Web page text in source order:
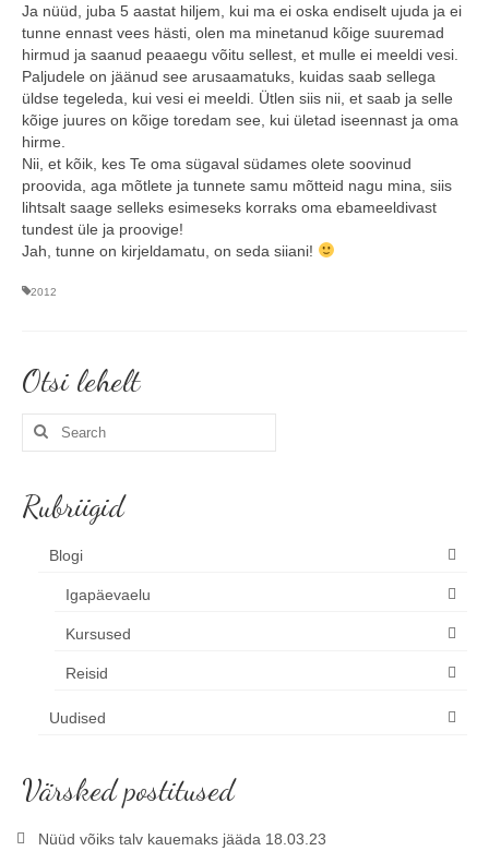
Toimunud reisid
Kontakt
Uudised ja blogi
Ja nüüd, juba 5 aastat hiljem, kui ma ei oska endiselt ujuda ja ei
tunne ennast vees hästi, olen ma minetanud kõige suuremad
hirmud ja saanud peaaegu võitu sellest, et mulle ei meeldi vesi.
Paljudele on jäänud see arusaamatuks, kuidas saab sellega
üldse tegeleda, kui vesi ei meeldi. Ütlen siis nii, et saab ja selle
kõige juures on kõige toredam see, kui ületad iseennast ja oma
hirme.
Nii, et kõik, kes Te oma sügaval südames olete soovinud
proovida, aga mõtlete ja tunnete samu mõtteid nagu mina, siis
lihtsalt saage selleks esimeseks korraks oma ebameeldivast
tundest üle ja proovige!
Jah, tunne on kirjeldamatu, on seda siiani!
2012
Otsi lehelt
Search
Rubriigid
Blogi
Igapäevaelu
Kursused
Reisid
Uudised
Värsked postitused
Nüüd võiks talv kauemaks jääda 18.03.23